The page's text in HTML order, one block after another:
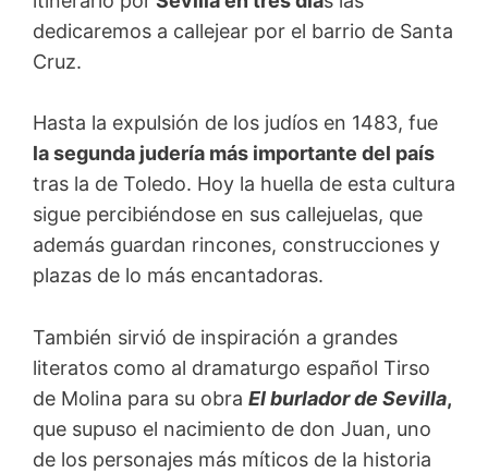
dedicaremos a callejear por el barrio de Santa
Cruz.
Hasta la expulsión de los judíos en 1483, fue
la segunda judería más importante del país
tras la de Toledo. Hoy la huella de esta cultura
sigue percibiéndose en sus callejuelas, que
además guardan rincones, construcciones y
plazas de lo más encantadoras.
También sirvió de inspiración a grandes
literatos como al dramaturgo español Tirso
de Molina para su obra El burlador de Sevilla,
que supuso el nacimiento de don Juan, uno
de los personajes más míticos de la historia